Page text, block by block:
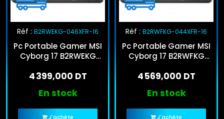
Réf : B2RWEKG-046XFR-16
Pc Portable Gamer MSI
Cyborg 17 B2RWEKG
512Go SSD RTX 5050
4 399,000 DT
En stock
J'achète
Réf : B2RWFKG-044XFR-16
Pc Portable Gamer MSI
Cyborg 17 B2RWFKG
512Go SSD RTX 5060
4 569,000 DT
En stock
J'achète